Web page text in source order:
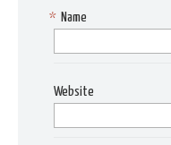
Name
*
Website